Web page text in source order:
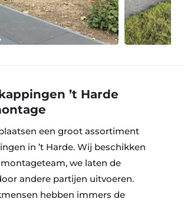
’t Harde
een groot assortiment
in ’t Harde. Wij beschikken
we laten de
andere partijen uitvoeren.
hebben immers de